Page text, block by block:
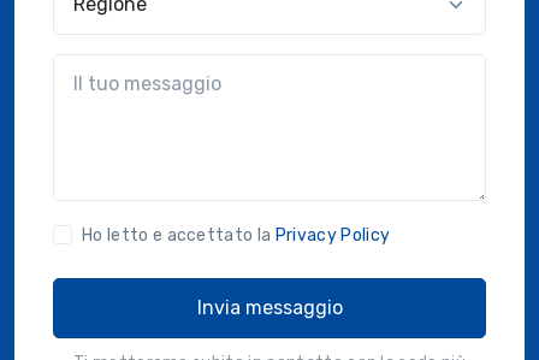
Ho letto e accettato la Privacy Policy
Invia messaggio